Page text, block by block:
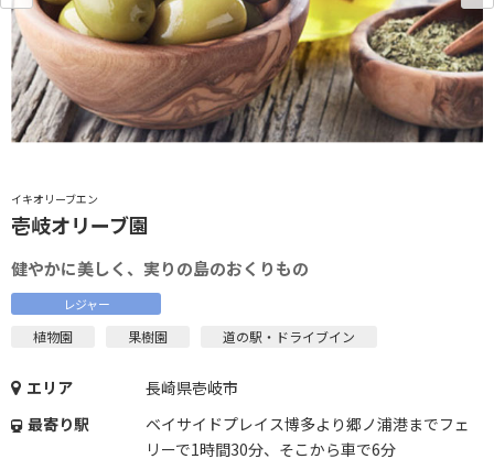
イキオリーブエン
壱岐オリーブ園
健やかに美しく、実りの島のおくりもの
レジャー
植物園 果樹園 道の駅・ドライブイン
エリア
長崎県壱岐市
最寄り駅
ベイサイドプレイス博多より郷ノ浦港までフェ
リーで1時間30分、そこから車で6分